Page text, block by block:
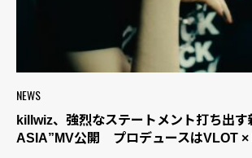
NEWS
killwiz、強烈なステートメント打ち出す
ASIA”MV公開 プロデュースはVLOT ×